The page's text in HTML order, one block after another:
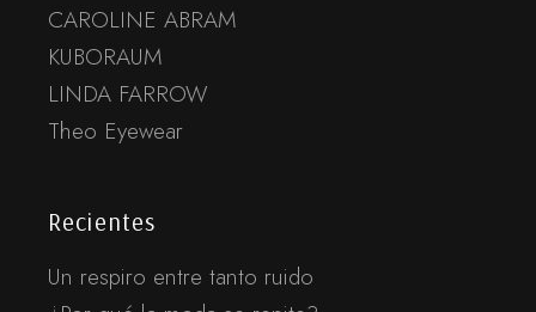
CAROLINE ABRAM
KUBORAUM
LINDA FARROW
Theo Eyewear
Recientes
Un respiro entre tanto ruido